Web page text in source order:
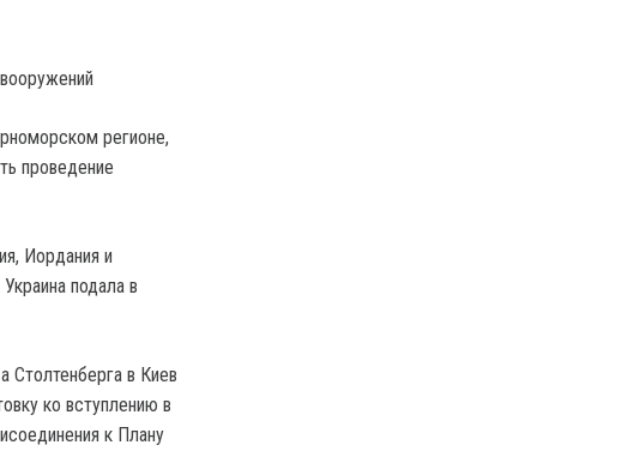
регионе,
проведение
Иордания и
подала в
в Киев
ко вступлению в
к Плану